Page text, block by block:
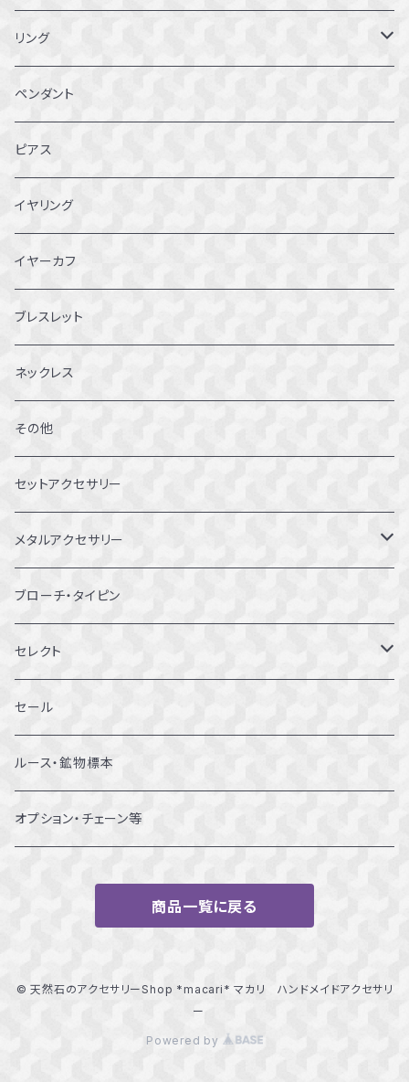
リング
1～1.5号
2～2.5号
3~3.5号
4～4.5号
5～5.5号
6～6.5号
7～7.5号
8～8.5号
9～9.5号
10～10.5号
11～11.5号
12～12.5号
13～13.5号
14～14.5号
17～17.5号
ペンダント
ピアス
イヤリング
イヤーカフ
ブレスレット
ネックレス
その他
セットアクセサリー
メタルアクセサリー
ピアス
リング
ブローチ・タイピン
セレクト
ブレスレット
セール
ルース・鉱物標本
オプション・チェーン等
商品一覧に戻る
© 天然石のアクセサリーShop *macari* マカリ ハンドメイドアクセサリ
ー
Powered by